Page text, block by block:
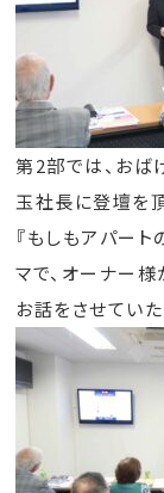
第2部では、お
玉社長に登壇を
『もしもアパー
マで、オーナー
お話をさせていた